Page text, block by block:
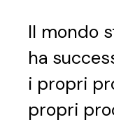
Il mondo
ha
i propri
propri